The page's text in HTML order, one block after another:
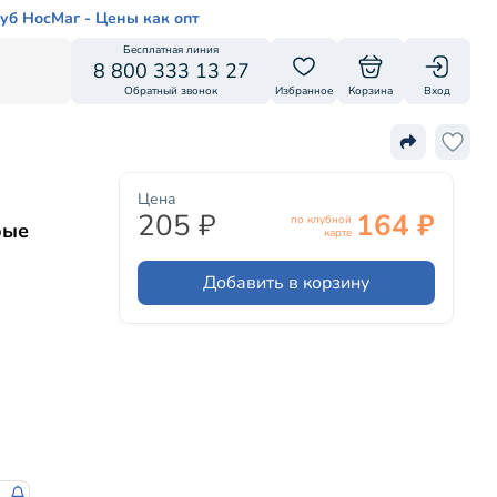
НосМаг - Цены как опт
Бесплатная линия
8 800 333 13 27
Обратный звонок Избранное Корзина Вход
Цена
205 ₽
по клубной
карте 164 ₽
Добавить в корзину